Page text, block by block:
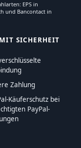
EPS in
und Bancontact in
SICHERHEIT
Zahlung
Käuferschutz bei
PayPal-